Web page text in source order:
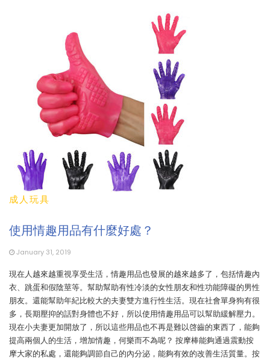
成人玩具
使用情趣用品有什麼好處？
January 31, 2019
現在人越來越重視享受生活，情趣用品也發展的越來越多了，包括情趣內
衣、跳蛋和假陰莖等。幫助幫助有性冷淡的女性朋友和性功能障礙的男性
朋友。還能幫助年紀比較大的夫妻雙方進行性生活。現在社會單身狗有很
多，長期壓抑的話對身體也不好，所以使用情趣用品可以幫助緩解壓力。
現在小夫妻更加開放了，所以這些用品也不再是難以啓齒的東西了，能夠
提高兩個人的生活，增加情趣，何樂而不為呢？ 按摩棒能夠通過震動按
摩大家的私處，還能夠調節自己的內分泌，能夠有效的改善生活質量。按